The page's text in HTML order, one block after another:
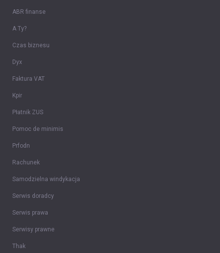
ABR finanse
A Ty?
Czas biznesu
Dyx
Faktura VAT
Kpir
Płatnik ZUS
Pomoc de minimis
Prfodn
Rachunek
Samodzielna windykacja
Serwis doradcy
Serwis prawa
Serwisy prawne
Thak